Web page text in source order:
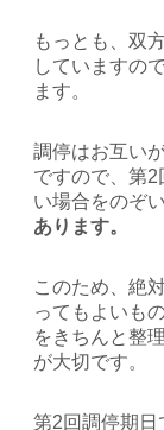
もっとも、双
していますの
ます。
調停はお互い
ですので、第
い場合をのぞ
あります。
このため、絶
ってもよいも
をきちんと整
が大切です。
第2回調停期日